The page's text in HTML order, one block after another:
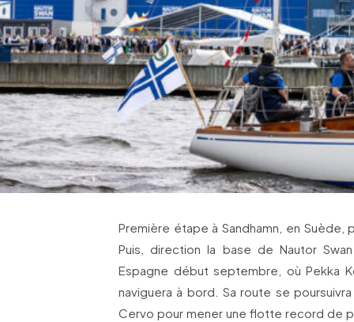
Première étape à Sandhamn, en Suède,
Puis, direction la base de Nautor
Espagne début septembre, où Pekka
naviguera à bord. Sa route se
Cervo pour mener une flotte record de